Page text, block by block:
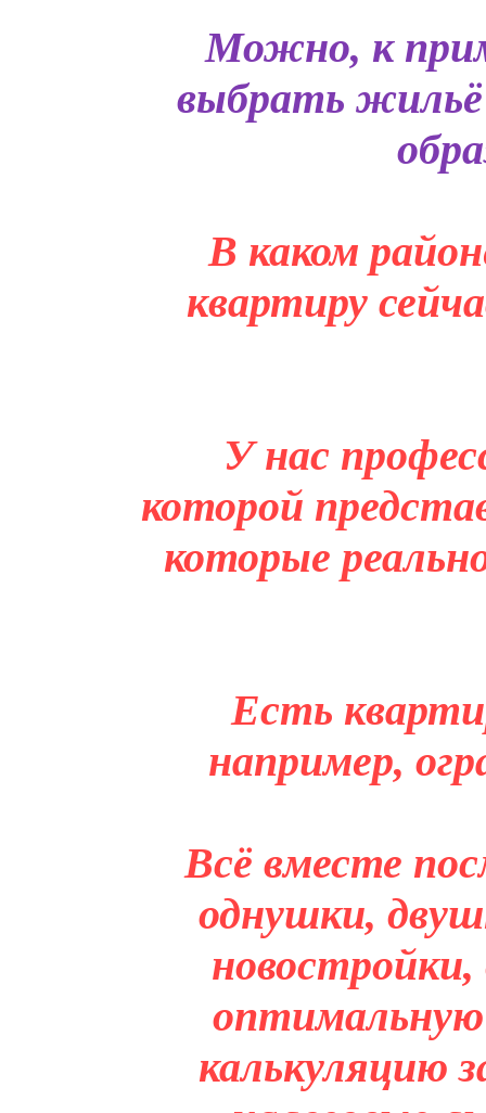
Можно, к
выбрать
В каком
квартиру
У нас
которой
которые
Есть
например,
Всё вместе
однушки,
оптимальную
калькуляцию